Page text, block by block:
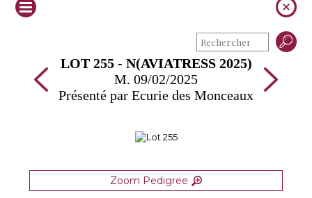
LOT 255 - N(AVIATRESS 2025)
M. 09/02/2025
Présenté par Ecurie des Monceaux
Zoom Pedigree